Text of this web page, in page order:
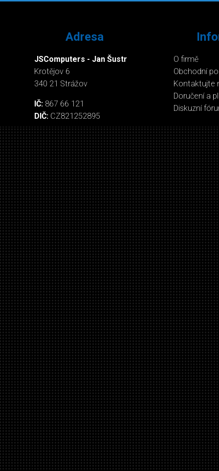
Adresa
JSComputers - Jan Šustr
Krotějov 6
340 21 Strážov
IČ: 867 66 121
DIČ: CZ821252895
O firmě
Obchodní
Kontaktujte
Doručení a
Diskuzní